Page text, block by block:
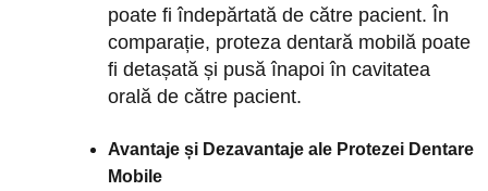
poate fi îndepărtată de către pacient. În
comparație, proteza dentară mobilă poate
fi detașată și pusă înapoi în cavitatea
orală de către pacient.
Avantaje și Dezavantaje ale Protezei Dentare
Mobile